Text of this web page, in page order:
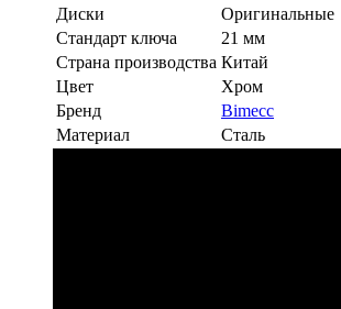
Диски
Оригинальные
Стандарт ключа
21 мм
Страна производства Китай
Цвет
Хром
Бренд
Bimecc
Материал
Сталь